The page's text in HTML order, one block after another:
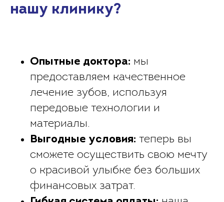
нашу клинику?
Опытные доктора: мы
предоставляем качественное
лечение зубов, используя
передовые технологии и
материалы.
Выгодные условия: теперь вы
сможете осуществить свою мечту
о красивой улыбке без больших
финансовых затрат.